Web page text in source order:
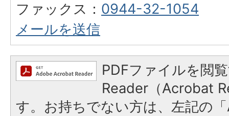
ファックス： 0944-32-1054
メールを送信
PDFファイルを閲
Reader（Acrobat
す。お持ちでない方は、左記の